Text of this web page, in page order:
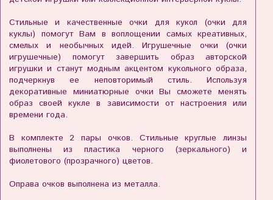
Стильные и качественные очки для кукол (очки для
куклы) помогут Вам в воплощении самых креативных,
смелых и необычных идей. Игрушечные очки (очки
игрушечные) помогут завершить образ авторской
игрушки и станут модным акцентом кукольного образа,
подчеркнув ее неповторимый стиль. Используя
декоративные миниатюрные очки Вы сможете менять
образ своей кукле в зависимости от настроения или
времени года.
В комплекте 2 пары очков. Стильные круглые линзы
выполнены из пластика черного (зеркального) и
фиолетового (прозрачного) цветов.
Оправа очков выполнена из металла.